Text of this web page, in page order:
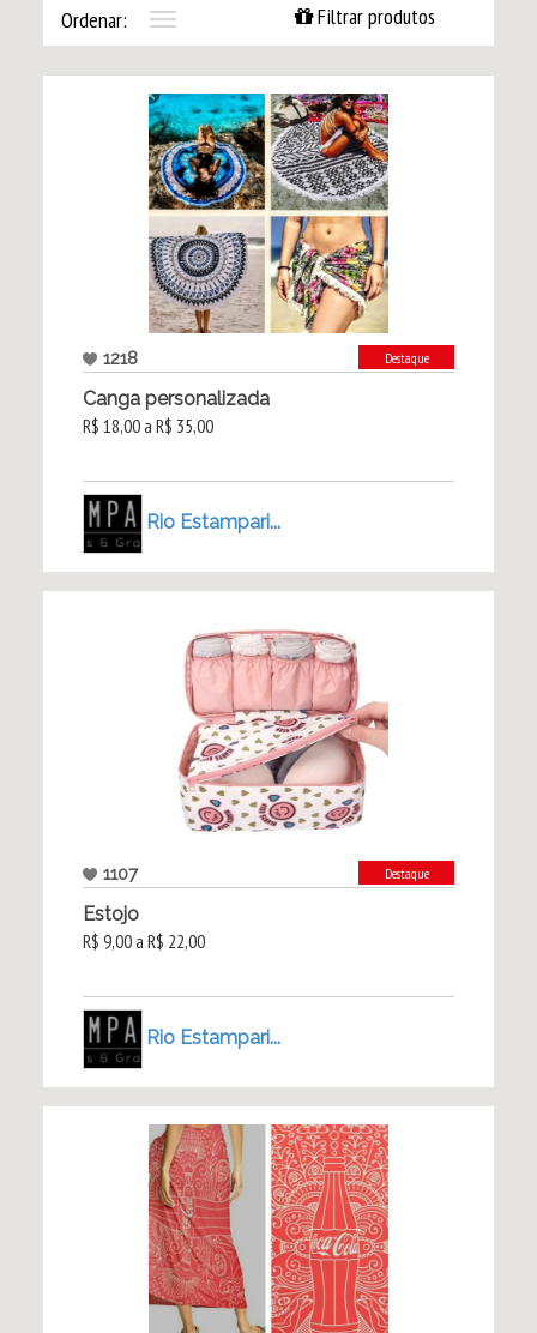
Ordenar:
Toggle
navigation
Filtrar produtos
1218 Destaque
Canga personalizada
R$ 18,00 a R$ 35,00
Rio Estampari...
1107 Destaque
Estojo
R$ 9,00 a R$ 22,00
Rio Estampari...